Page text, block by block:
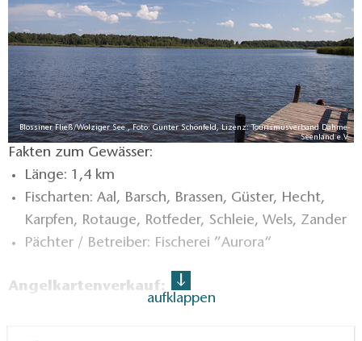
Blossiner Fließ/Wolziger See , Foto: Günter Schönfeld, Lizenz: Tourismusverband Dahme-
Seenland e.V.
Fakten zum Gewässer:
Länge: 1,4 km
Fischarten: Aal, Barsch, Brassen, Güster, Hecht,
Karpfen, Rotauge, Rotfeder, Schleie, Wels, Zander
Pächter / Betreiber: Fischerei ”Aurora“
Angelkartenverkauf:
aufklappen